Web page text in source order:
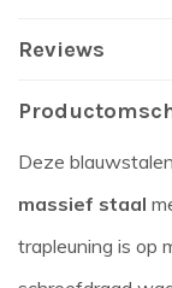
Reviews
Deze
massief staal
trapleuning is op